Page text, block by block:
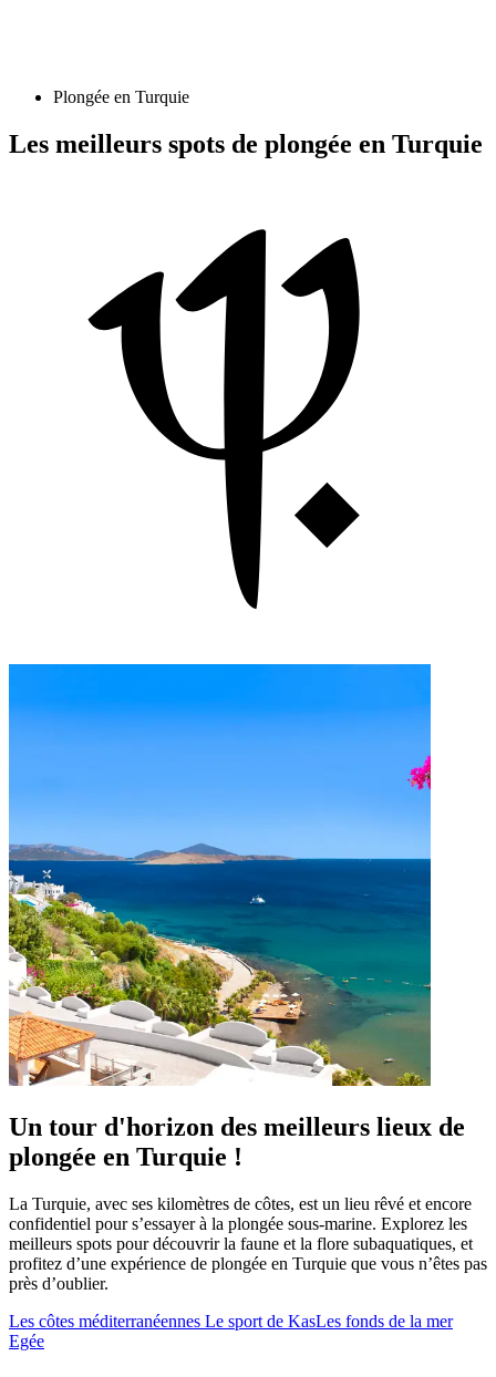
Plongée en Turquie
Les meilleurs spots de plongée en Turquie
Un tour d'horizon des meilleurs lieux de
plongée en Turquie !
La Turquie, avec ses kilomètres de côtes, est un lieu rêvé et encore
confidentiel pour s’essayer à la plongée sous-marine. Explorez les
meilleurs spots pour découvrir la faune et la flore subaquatiques, et
profitez d’une expérience de plongée en Turquie que vous n’êtes pas
près d’oublier.
Les côtes méditerranéennes Le sport de KasLes fonds de la mer
Egée